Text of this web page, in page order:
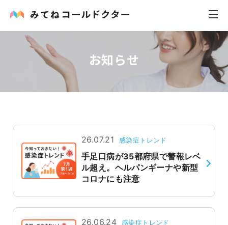
皮膚科
感染症
お知らせ
お知らせ
26.07.21 感染症トレンド
手足口病が35都府県で警報レベ
ル超え。ヘルパンギーナや新型
コロナにも注意
26.06.24 感染症トレンド